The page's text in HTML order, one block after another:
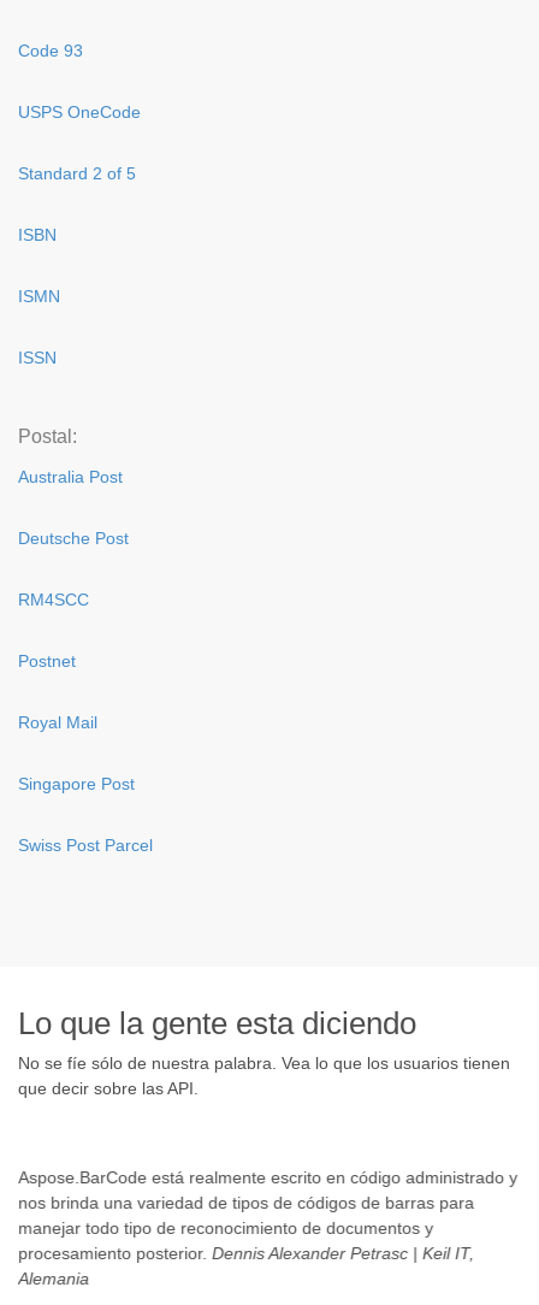
Code 93
USPS OneCode
Standard 2 of 5
ISBN
ISMN
ISSN
Postal:
Australia Post
Deutsche Post
RM4SCC
Postnet
Royal Mail
Singapore Post
Swiss Post Parcel
Lo que la gente esta diciendo
No se fíe sólo de nuestra palabra. Vea lo que los usuarios tienen
que decir sobre las API.
Aspose.BarCode está realmente escrito en código administrado y
nos brinda una variedad de tipos de códigos de barras para
manejar todo tipo de reconocimiento de documentos y
procesamiento posterior. Dennis Alexander Petrasc | Keil IT,
Alemania